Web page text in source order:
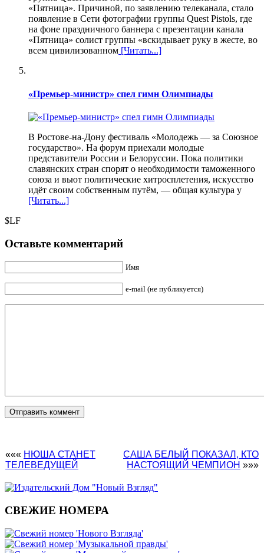
«Пятница». Причиной, по заявлению телеканала, стало
появление в Сети фотографии группы Quest Pistols, где
на фоне праздничного баннера с презентации канала
«Пятница» солист группы «вскидывает руку в жесте, во
всем цивилизованном [Читать...]
«Премьер-министр» спел гимн Олимпиады
В Ростове-на-Дону фестиваль «Молодежь — за Союзное
государство». На форум приехали молодые
представители России и Белоруссии. Пока политики
славянских стран спорят о необходимости таможенного
союза и вьют политические хитросплетения, искусство
идёт своим собственным путём, — общая культура у
[Читать...]
$LF
Оставьте комментарий
Имя
e-mail (не публикуется)
««« НЮША СТАНЕТ
ТЕЛЕВЕДУЩЕЙ
САША БЕЛЫЙ ПОКАЗАЛ, КТО
НАСТОЯЩИЙ ЧЕМПИОН »»»
СВЕЖИЕ НОМЕРА